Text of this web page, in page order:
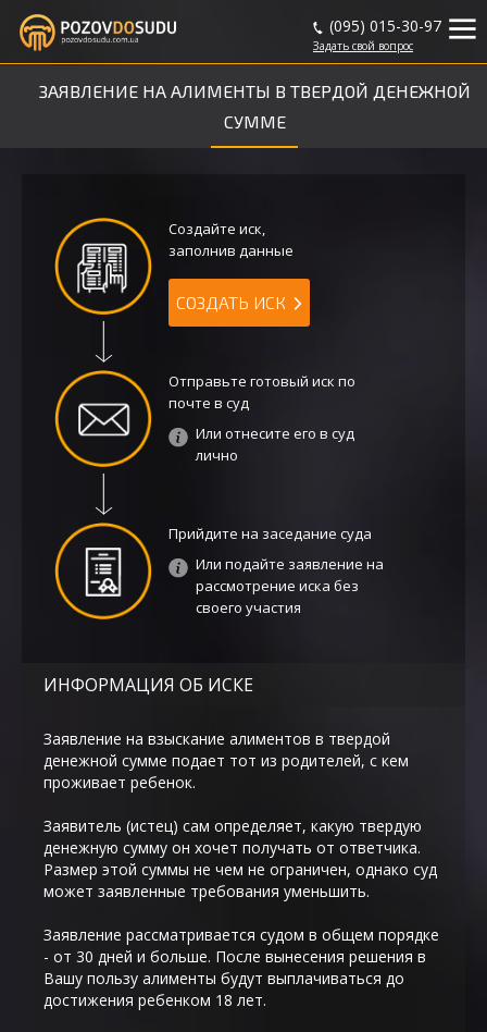
(095) 015-30-97
Задать свой вопрос
ЗАЯВЛЕНИЕ НА АЛИМЕНТЫ В ТВЕРДОЙ ДЕНЕЖНОЙ
СУММЕ
ИНФОРМАЦИЯ ОБ ИСКЕ
Заявление на взыскание алиментов в твердой
денежной сумме подает тот из родителей, с кем
проживает ребенок.
Заявитель (истец) сам определяет, какую твердую
денежную сумму он хочет получать от ответчика.
Размер этой суммы не чем не ограничен, однако суд
может заявленные требования уменьшить.
Заявление рассматривается судом в общем порядке
- от 30 дней и больше. После вынесения решения в
Вашу пользу алименты будут выплачиваться до
достижения ребенком 18 лет.
Создайте иск,
заполнив данные
СОЗДАТЬ ИСК
Отправьте готовый иск по
почте в суд
Или отнесите его в суд
лично
Прийдите на заседание суда
Или подайте заявление на
рассмотрение иска без
своего участия